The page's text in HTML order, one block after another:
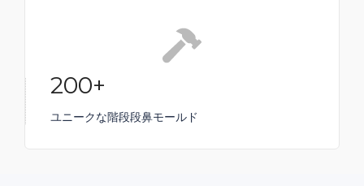
200+
ユニークな階段段鼻モールド